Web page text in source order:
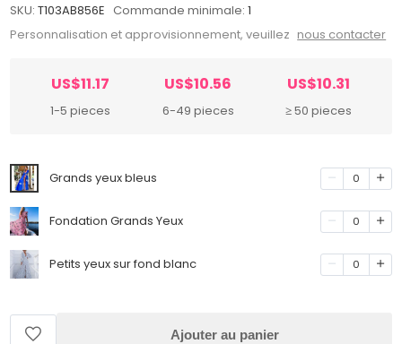
SKU: T103AB856E Commande minimale: 1
Personnalisation et approvisionnement, veuillez nous contacter
US$11.17
1-5 pieces
US$10.56
6-49 pieces
US$10.31
≥ 50 pieces
Grands yeux bleus 0
Fondation Grands Yeux 0
Petits yeux sur fond blanc 0
Ajouter au panier